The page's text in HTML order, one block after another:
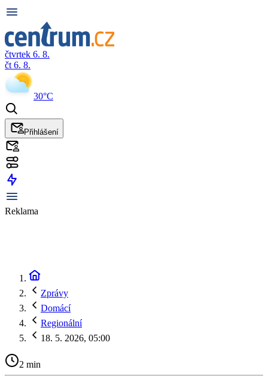
čtvrtek 6. 8.
čt 6. 8.
30°C
Přihlášení
Reklama
Zprávy
Domácí
Regionální
18. 5. 2026, 05:00
2 min